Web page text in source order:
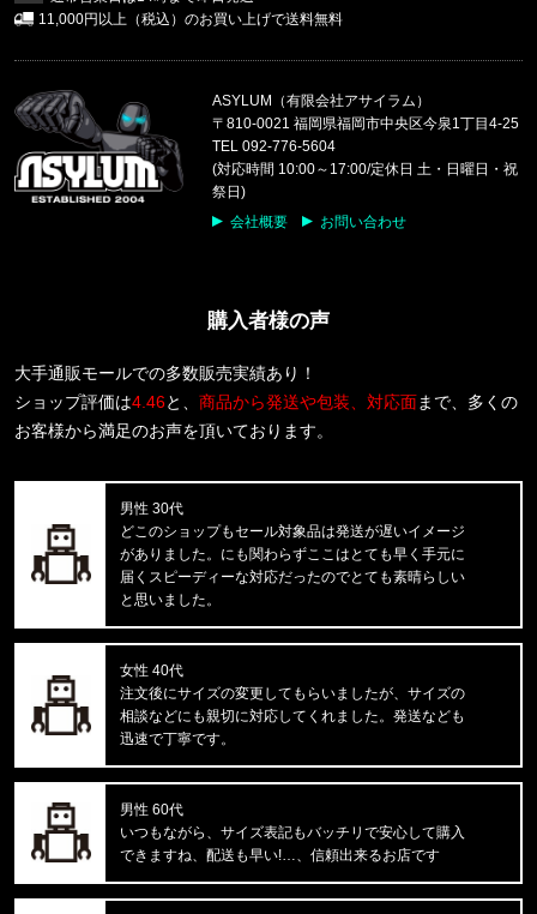
ASYLUM（有限会社アサイラム）
〒810-0021 福岡県福岡市中央区今泉1丁目4-25
TEL 092-776-5604
(対応時間 10:00～17:00/定休日 土・日曜日・祝
祭日)
会社概要
お問い合わせ
11,000円以上（税込）のお買い上げで送料無料
福岡県のお客様ご注文ありがとうございます。
レッドソックス キャップ '47 クリー
福岡県のお客様ご注文ありがとうございます。
47 Brand/フォーティーセブンブランド
ヤンキース キャップ ’47 クリーンナップ モス
福岡県のお客様ご注文ありがとうございます。
福岡県のお客様ご注文ありがとうございます。
COTTON STRETCH 5PK TRUNK
福岡県のお客様ご注文ありがとうございます。
reversal/リバーサル
福岡県のお客様ご注文ありがとうございます。
CALVIN KLEIN/カルバンクライン
COTTON STRETCH 3PK TRUNK
福岡県のお客様ご注文ありがとうございます。
CALVIN KLEIN/カルバンクライン
S/S RASH GUARD CB5HJ501 /
福岡県のお客様ご注文ありがとうございます。
CALVIN KLEIN/カルバンクライン
INTENSE POWER 3PK TRUNK 3
東京都のお客様ご注文ありがとうございます。
Carhartt WIP/カーハートダブルアイピー
購入者様の声
大手通販モールでの多数販売実績あり！
ショップ評価は4.46と、 商品から発送や包装、対応面まで、多くの
お客様から満足のお声を頂いております。
男性 30代
どこのショップもセール対象品は発送が遅いイメージ
がありました。にも関わらずここはとても早く手元に
届くスピーディーな対応だったのでとても素晴らしい
と思いました。
女性 40代
注文後にサイズの変更してもらいましたが、サイズの
相談などにも親切に対応してくれました。発送なども
迅速で丁寧です。
男性 60代
いつもながら、サイズ表記もバッチリで安心して購入
できますね、配送も早い!…、信頼出来るお店です